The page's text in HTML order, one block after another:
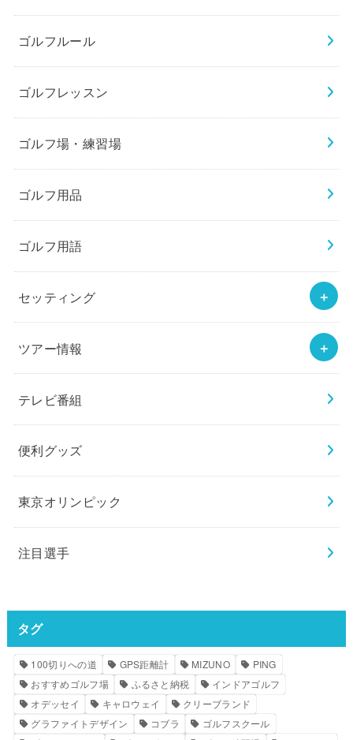
ゴルフルール
ゴルフレッスン
ゴルフ場・練習場
ゴルフ用品
ゴルフ用語
セッティング
ツアー情報
テレビ番組
便利グッズ
東京オリンピック
注目選手
タグ
100切りへの道 GPS距離計 MIZUNO
PING
おすすめゴルフ場
ふるさと納税
インドアゴルフ
オデッセイ
キャロウェイ
クリーブランド
グラファイトデザイン
コブラ
ゴルフスクール